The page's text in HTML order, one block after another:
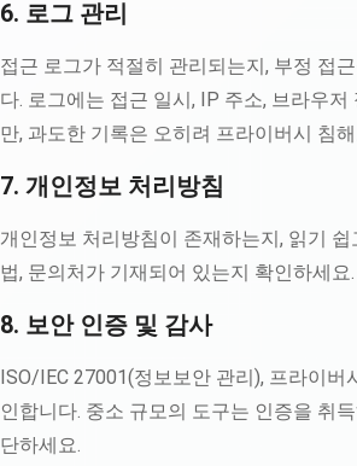
6. 로그 관리
접근 로그가 적절히 관리되는지, 부정 접
다. 로그에는 접근 일시, IP 주소, 브라우
만, 과도한 기록은 오히려 프라이버시 침
7. 개인정보 처리방침
개인정보 처리방침이 존재하는지, 읽기
법, 문의처가 기재되어 있는지 확인하세요.
8. 보안 인증 및 감사
ISO/IEC 27001(정보보안 관리), 프라이
인합니다. 중소 규모의 도구는 인증을 취
단하세요.